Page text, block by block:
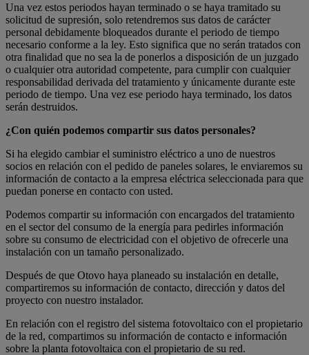
Una vez estos periodos hayan terminado o se haya tramitado su
solicitud de supresión, solo retendremos sus datos de carácter
personal debidamente bloqueados durante el periodo de tiempo
necesario conforme a la ley. Esto significa que no serán tratados con
otra finalidad que no sea la de ponerlos a disposición de un juzgado
o cualquier otra autoridad competente, para cumplir con cualquier
responsabilidad derivada del tratamiento y únicamente durante este
periodo de tiempo. Una vez ese periodo haya terminado, los datos
serán destruidos.
¿Con quién podemos compartir sus datos personales?
Si ha elegido cambiar el suministro eléctrico a uno de nuestros
socios en relación con el pedido de paneles solares, le enviaremos su
información de contacto a la empresa eléctrica seleccionada para que
puedan ponerse en contacto con usted.
Podemos compartir su información con encargados del tratamiento
en el sector del consumo de la energía para pedirles información
sobre su consumo de electricidad con el objetivo de ofrecerle una
instalación con un tamaño personalizado.
Después de que Otovo haya planeado su instalación en detalle,
compartiremos su información de contacto, dirección y datos del
proyecto con nuestro instalador.
En relación con el registro del sistema fotovoltaico con el propietario
de la red, compartimos su información de contacto e información
sobre la planta fotovoltaica con el propietario de su red.